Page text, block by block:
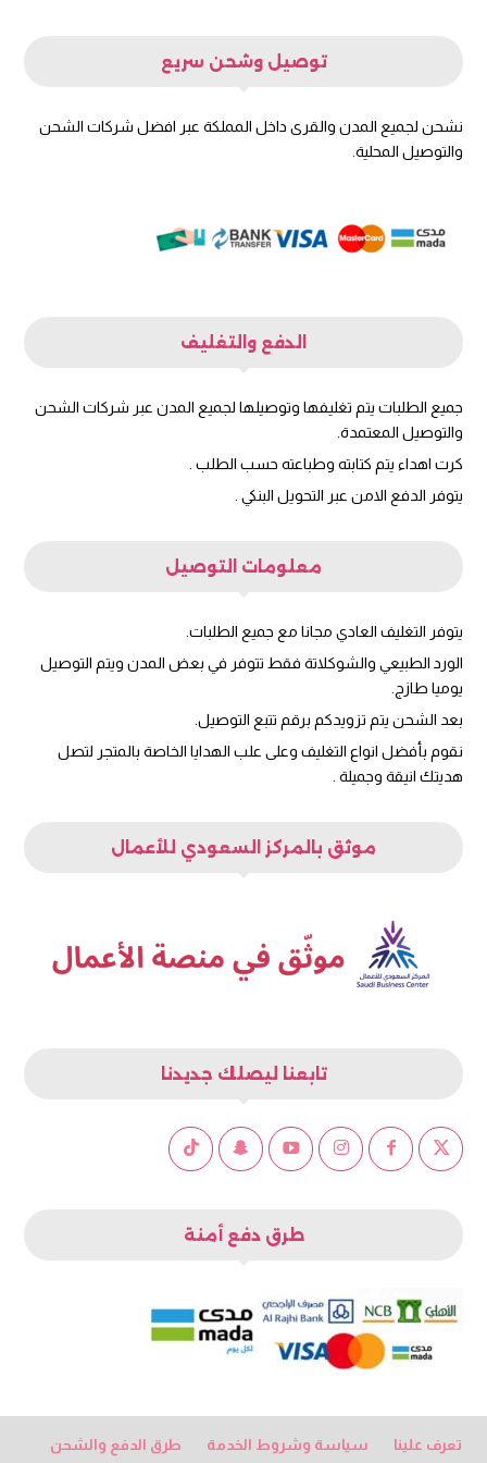
توصيل وشحن سريع
نشحن لجميع المدن والقرى داخل المملكة عبر افضل شركات الشحن
والتوصيل المحلية.
الدفع والتغليف
جميع الطلبات يتم تغليفها وتوصيلها لجميع المدن عبر شركات الشحن
والتوصيل المعتمدة.
كرت اهداء يتم كتابته وطباعته حسب الطلب .
يتوفر الدفع الامن عبر التحويل البنكي .
معلومات التوصيل
يتوفر التغليف العادي مجانا مع جميع الطلبات.
الورد الطبيعي والشوكلاتة فقط تتوفر في بعض المدن ويتم التوصيل
يوميا طازج.
بعد الشحن يتم تزويدكم برقم تتبع التوصيل.
نقوم بأفضل انواع التغليف وعلى علب الهدايا الخاصة بالمتجر لتصل
هديتك انيقة وجميلة .
موثق بالمركز السعودي للأعمال
تابعنا ليصلك جديدنا
طرق دفع أمنة
تعرف علينا سياسة وشروط الخدمة طرق الدفع والشحن